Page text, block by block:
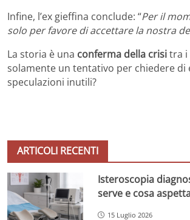
Infine, l’ex gieffina conclude: “Per il
solo per favore di accettare la nostra
La storia è una conferma della crisitra i
solamente un tentativo per chiedere di
speculazioni inutili?
ARTICOLI RECENTI
Isteroscopia
serve e cosa
15 Luglio 2026